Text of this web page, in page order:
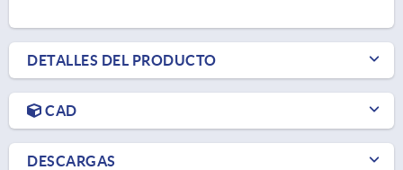
DETALLES DEL PRODUCTO
CAD
DESCARGAS